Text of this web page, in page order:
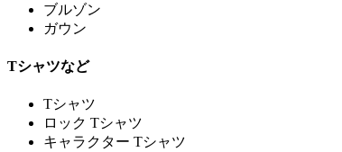
ブルゾン
ガウン
Tシャツなど
Tシャツ
ロック Tシャツ
キャラクター Tシャツ